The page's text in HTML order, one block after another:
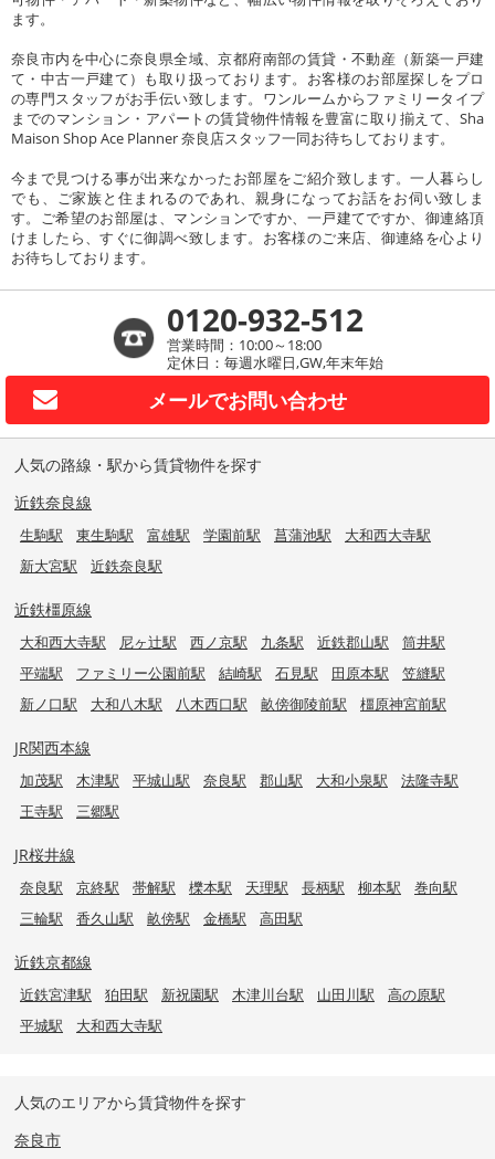
ます。
奈良市内を中心に奈良県全域、京都府南部の賃貸・不動産（新築一戸建
て・中古一戸建て）も取り扱っております。お客様のお部屋探しをプロ
の専門スタッフがお手伝い致します。ワンルームからファミリータイプ
までのマンション・アパートの賃貸物件情報を豊富に取り揃えて、Sha
Maison Shop Ace Planner 奈良店スタッフ一同お待ちしております。
今まで見つける事が出来なかったお部屋をご紹介致します。一人暮らし
でも、ご家族と住まれるのであれ、親身になってお話をお伺い致しま
す。ご希望のお部屋は、マンションですか、一戸建てですか、御連絡頂
けましたら、すぐに御調べ致します。お客様のご来店、御連絡を心より
お待ちしております。
0120-932-512
営業時間：10:00～18:00
定休日：毎週水曜日,GW,年末年始
メールでお問い合わせ
人気の路線・駅から賃貸物件を探す
近鉄奈良線
生駒駅 東生駒駅 富雄駅 学園前駅 菖蒲池駅
大和西大寺駅
新大宮駅
近鉄奈良駅
近鉄橿原線
大和西大寺駅 尼ヶ辻駅 西ノ京駅 九条駅 近鉄郡山駅
筒井駅
平端駅
ファミリー公園前駅 結崎駅 石見駅 田原本駅
笠縫駅
新ノ口駅
大和八木駅 八木西口駅 畝傍御陵前駅 橿原神宮前駅
JR関西本線
加茂駅 木津駅 平城山駅 奈良駅 郡山駅 大和小泉駅
法隆寺駅
王寺駅
三郷駅
JR桜井線
奈良駅 京終駅 帯解駅 櫟本駅 天理駅 長柄駅 柳本駅
巻向駅
三輪駅
香久山駅 畝傍駅 金橋駅 高田駅
近鉄京都線
近鉄宮津駅 狛田駅 新祝園駅 木津川台駅 山田川駅
高の原駅
平城駅
大和西大寺駅
人気のエリアから賃貸物件を探す
奈良市